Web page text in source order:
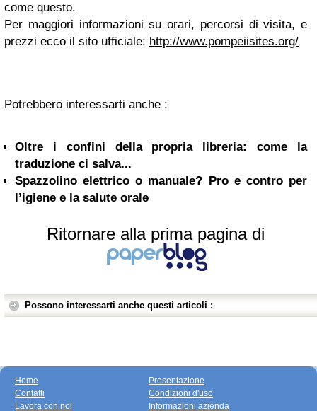
come questo.
Per maggiori informazioni su orari, percorsi di visita, e
prezzi ecco il sito ufficiale: http://www.pompeiisites.org/
Potrebbero interessarti anche :
Oltre i confini della propria libreria: come la
traduzione ci salva...
Spazzolino elettrico o manuale? Pro e contro per
l’igiene e la salute orale
Ritornare alla prima pagina di
Possono interessarti anche questi articoli :
Home
Contatti
Lavora con noi
Presentazione
Condizioni d'uso
Informazioni azienda